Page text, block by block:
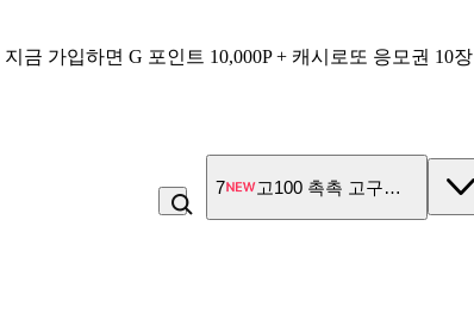
지금 가입하면 G 포인트 10,000P + 캐시로또 응모권 10장
7 고100 촉촉 고구마 스틱